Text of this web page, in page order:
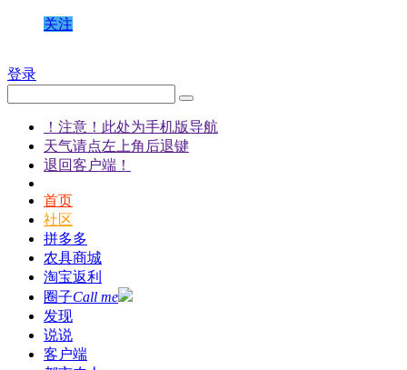
关注
登录
！注意！此处为手机版导航
天气请点左上角后退键
退回客户端！
首页
社区
拼多多
农具商城
淘宝返利
圈子Call me
发现
说说
客户端